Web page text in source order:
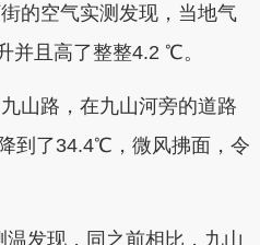
空气实测发现，当地气
并且高了整整4.2 ℃。
路，在九山河旁的道路
到了34.4℃，微风拂面，令
发现，同之前相比，九山